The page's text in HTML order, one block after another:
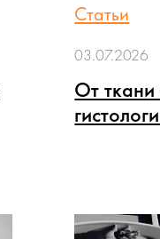
Статьи
03.07.2026
От ткани